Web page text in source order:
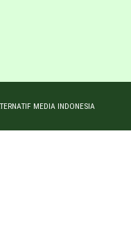
MEDIA INDONESIA